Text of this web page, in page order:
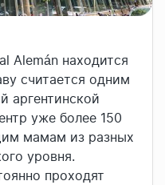
Alemán находится
считается одним
аргентинской
уже более 150
мамам из разных
уровня.
проходят